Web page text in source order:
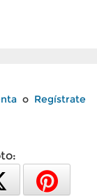
o Regístrate